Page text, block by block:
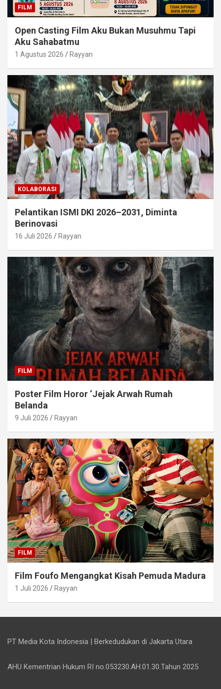
FILM
Open Casting Film Aku Bukan Musuhmu Tapi
Aku Sahabatmu
1 Agustus 2026 Rayyan
KOLABORASI
Pelantikan ISMI DKI 2026–2031, Diminta
Berinovasi
16 Juli 2026 Rayyan
FILM
Poster Film Horor ‘Jejak Arwah Rumah
Belanda
9 Juli 2026 Rayyan
FILM
Film Foufo Mengangkat Kisah Pemuda Madura
1 Juli 2026 Rayyan
PT Media Kota Indonesia | Berkedudukan di Jakarta Utara
AHU Kementrian Hukum RI no.053230.AH.01.30.Tahun 2025